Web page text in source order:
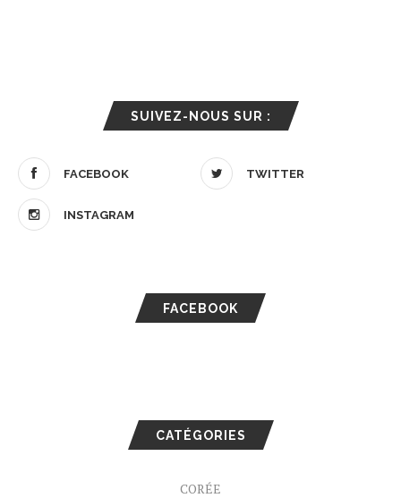
SUIVEZ-NOUS SUR :
FACEBOOK TWITTER
INSTAGRAM
FACEBOOK
CATÉGORIES
CORÉE